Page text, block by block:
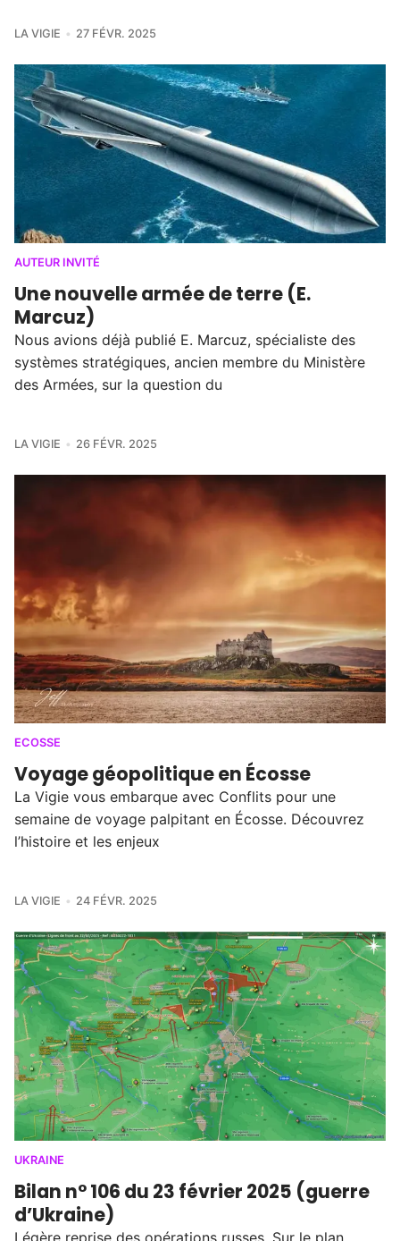
LA VIGIE 27 FÉVR. 2025
AUTEUR INVITÉ
Une nouvelle armée de terre (E.
Marcuz)
Nous avions déjà publié E. Marcuz, spécialiste des
systèmes stratégiques, ancien membre du Ministère
des Armées, sur la question du
LA VIGIE 26 FÉVR. 2025
ECOSSE
Voyage géopolitique en Écosse
La Vigie vous embarque avec Conflits pour une
semaine de voyage palpitant en Écosse. Découvrez
l’histoire et les enjeux
LA VIGIE 24 FÉVR. 2025
UKRAINE
Bilan n° 106 du 23 février 2025 (guerre
d’Ukraine)